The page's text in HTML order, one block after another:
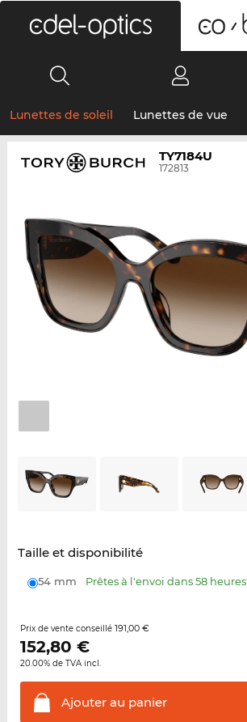
Lunettes de soleil Lunettes de vue
TY7184U
172813
Taille et disponibilité
54 mm Prêtes à l'envoi dans 58 heures
Prix de vente conseillé 191,00 €
152,80 €
20.00% de TVA incl.
Ajouter au panier